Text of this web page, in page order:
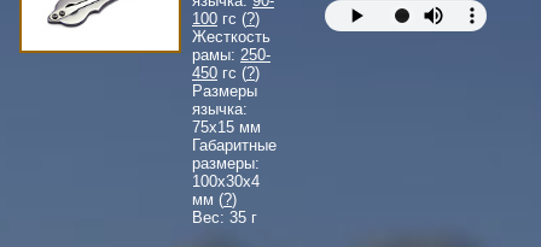
100 гс (?)
Жесткость
рамы: 250-
450 гс (?)
Размеры
язычка:
75x15 мм
Габаритные
размеры:
100x30x4
мм (?)
Вес: 35 г